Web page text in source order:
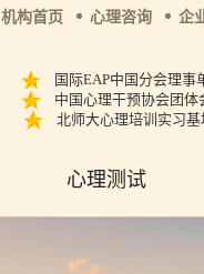
机构首页 心理咨询 企
国际EAP中国分会理事
中国心理干预协会团体
北师大心理培训实习基
心理测试